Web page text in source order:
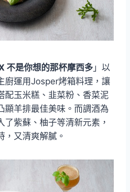
不是你想的那杯摩西多 」以
廚運用Josper烤箱料理，讓
配玉米糕、韭菜粉、香菜泥
顯羊排最佳美味。而調酒為
了紫蘇、柚子等清新元素，
，又清爽解膩。